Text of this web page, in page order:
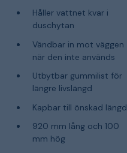
Håller vattnet kvar i
duschytan
Vändbar in mot väggen
när den inte används
Utbytbar gummilist för
längre livslängd
Kapbar till önskad längd
920 mm lång och 100
mm hög